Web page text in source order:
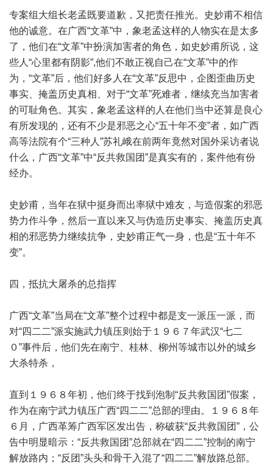
专案组大组长老孟既要道歉，又把责任推光。史妙甫不相信
他的诚意。在广西“文革”中，象老孟这样的人物实在是太多
了，他们在“文革”中扮演加害者的角色，如史妙甫所说，这
些人“心里都有阴影”,他们不敢正视自己在“文革”中的作
为，“文革”后，他们好多人在“文革”反思中，企图歪曲历史
事实、掩盖历史真相、对于“文革”死难者，继续充当加害者
的可耻角色。其实，象老孟这样的人在他们当中还算是良心
有所发现的，还有不少是邪恶之心“五十年不变”者，如广西
高等法院有个“三种人”苏礼峨在前两年竟然对国外采访者说
什么，广西“文革”中“反共救国团”是真实有的，案件他有份
经办。
史妙甫，当年在狱中挺身而出率狱中难友，与造假案的邪恶
势力作斗争，然后一直以来又与伪造历史事实、掩盖历史真
相的邪恶势力继续抗争，史妙甫正气一身，也是“五十年不
变”。
四，抵抗大屠杀的总指挥
广西“文革”当局在“文革”整个过程中都是支一派压一派，而
对“四二二”派实施武力镇压则始于１９６７年武汉“七二
０”事件后，他们先在南宁、桂林、柳州等城市以外的城乡
大杀特杀，
直到１９６８年初，他们终于找到泡制“反共救国团”假案，
作为在南宁武力镇压广西“四二二”总部的理由。１９６８年
６月，广西革筹广西军区发出告，称破获“反共救国团”，公
告中明显暗示：“反共救国团”总部就在“四二二”控制的南宁
解放路内；“反团”头头和骨干入混了“四二二”解放路总部。